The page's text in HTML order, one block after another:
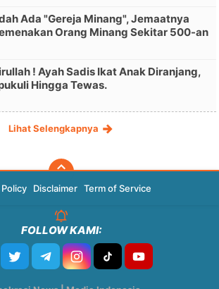
Ada "Gereja Minang", Jemaatnya
Orang Minang Sekitar 500-an
! Ayah Sadis Ikat Anak Diranjang,
Hingga Tewas.
Lihat Selengkapnya
Disclaimer Term of Service
FOLLOW KAMI: